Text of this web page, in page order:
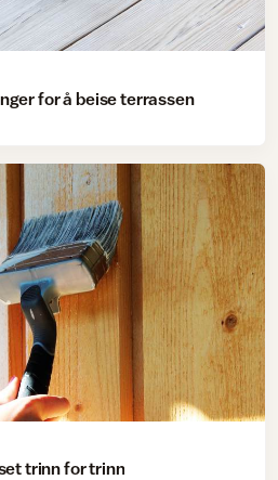
for å beise terrassen
trinn for trinn